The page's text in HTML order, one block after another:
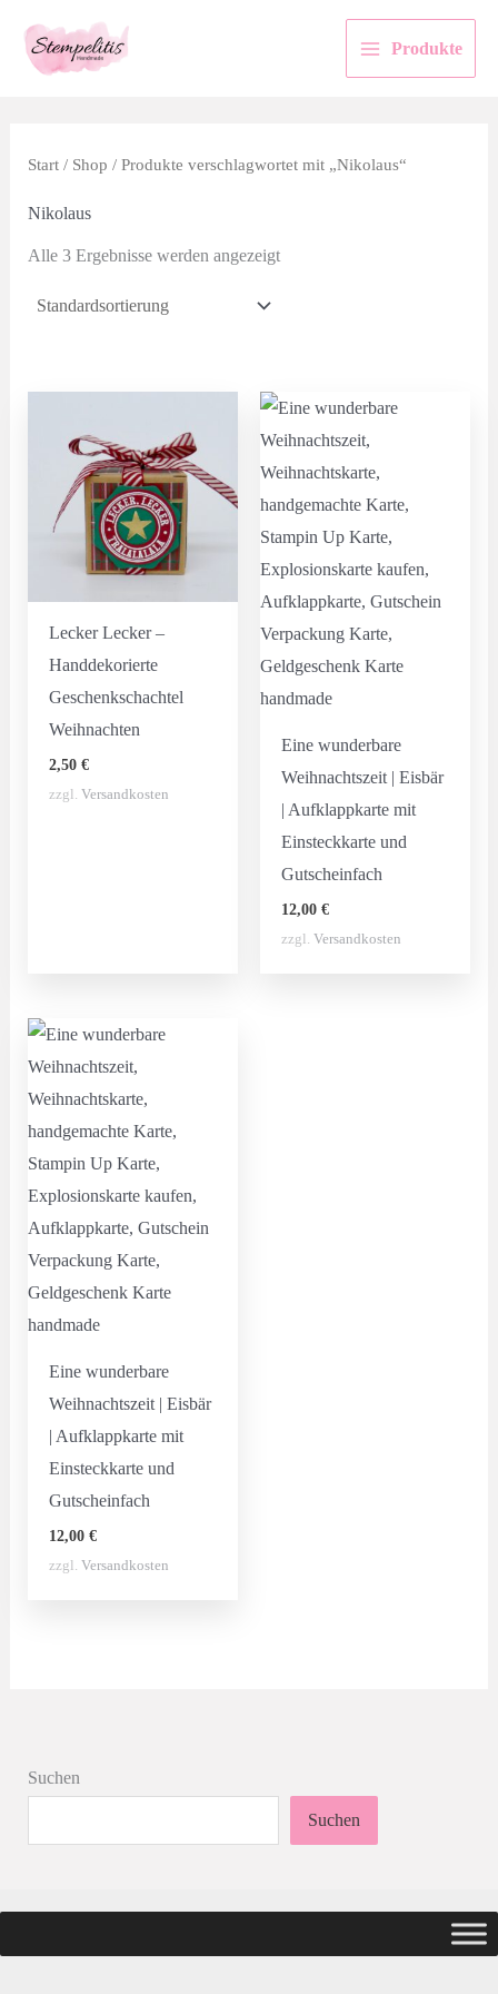
Inhalt
springen
Produkte
Start/ Shop / Produkte verschlagwortet mit „Nikolaus“
Nikolaus
Alle 3 Ergebnisse werden angezeigt
Lecker Lecker –
Handdekorierte
Geschenkschachtel
Weihnachten
2,50 €
zzgl. Versandkosten
Eine wunderbare
Weihnachtszeit | Eisbär
| Aufklappkarte mit
Einsteckkarte und
Gutscheinfach
12,00€
zzgl.Versandkosten
Eine wunderbare
Weihnachtszeit | Eisbär
| Aufklappkarte mit
Einsteckkarte und
Gutscheinfach
12,00 €
zzgl. Versandkosten
Suchen
Suchen